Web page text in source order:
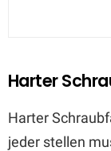
Harter
Harter
jeder stellen